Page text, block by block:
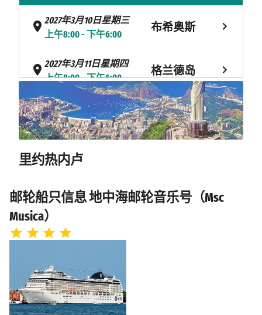
2027年3月10日星期三
上午8:00 - 下午6:00
布希奥斯
2027年3月11日星期四
上午8:00 - 下午6:00
格兰德岛
2027年3月12日星期五 海上巡航
2027年3月13日星期六
上午8:00
巴拉那瓜
里约热内卢
邮轮船只信息 地中海邮轮音乐号（Msc
Musica）